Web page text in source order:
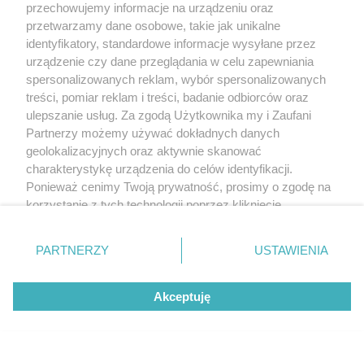
przechowujemy informacje na urządzeniu oraz
przetwarzamy dane osobowe, takie jak unikalne
identyfikatory, standardowe informacje wysyłane przez
urządzenie czy dane przeglądania w celu zapewniania
spersonalizowanych reklam, wybór spersonalizowanych
treści, pomiar reklam i treści, badanie odbiorców oraz
ulepszanie usług. Za zgodą Użytkownika my i Zaufani
Partnerzy możemy używać dokładnych danych
geolokalizacyjnych oraz aktywnie skanować
charakterystykę urządzenia do celów identyfikacji.
Ponieważ cenimy Twoją prywatność, prosimy o zgodę na
korzystanie z tych technologii poprzez kliknięcie
zmienić/wycofać klikając przycisk ustawień prywatności
znajdujący się w lewym dolnym rogu strony
rodzaje przetwarzania danych nie wymagają zgody
użytkownika, ale masz prawo sprzeciwić się takiemu
przetwarzaniu. Preferencje będą miały zastosowanie tylko
PARTNERZY USTAWIENIA
Akceptuję